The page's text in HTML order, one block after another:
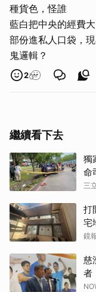
種貨色，怪誰
藍白把中央的經費
部份進私人口袋，
鬼邏輯？
2
繼續看下去
獨
命
三
打
宅
震
鏡
慈
者